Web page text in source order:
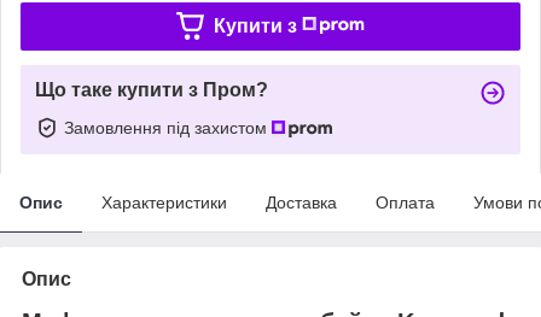
Купити з
Що таке купити з Пром?
Замовлення під захистом
Опис Характеристики Доставка Оплата Умови
Опис